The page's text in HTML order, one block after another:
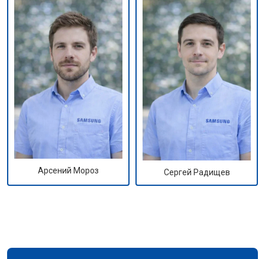
Арсений Мороз Сергей Радищев